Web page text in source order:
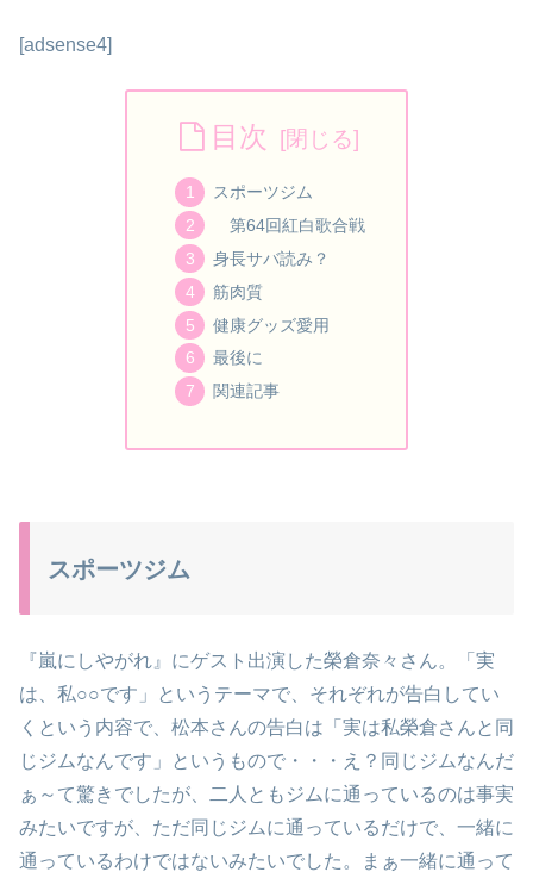
[adsense4]
目次
スポーツジム
第64回紅白歌合戦
身長サバ読み？
筋肉質
健康グッズ愛用
最後に
関連記事
スポーツジム
『嵐にしやがれ』にゲスト出演した榮倉奈々さん。「実
は、私○○です」というテーマで、それぞれが告白してい
くという内容で、松本さんの告白は「実は私榮倉さんと同
じジムなんです」というもので・・・え？同じジムなんだ
ぁ～て驚きでしたが、二人ともジムに通っているのは事実
みたいですが、ただ同じジムに通っているだけで、一緒に
通っているわけではないみたいでした。まぁ一緒に通って